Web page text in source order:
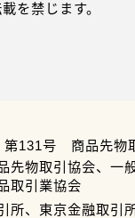
を禁じます。
第131号 商品先物
先物取引協会、一
取引業協会
所、東京金融取引